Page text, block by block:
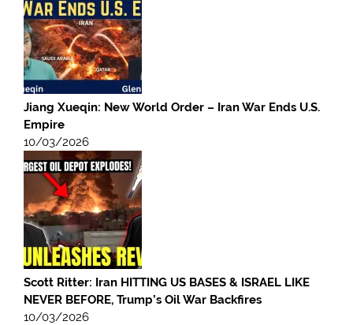
Jiang Xueqin: New World Order – Iran War Ends U.S.
Empire
10/03/2026
Scott Ritter: Iran HITTING US BASES & ISRAEL LIKE
NEVER BEFORE, Trump’s Oil War Backfires
10/03/2026